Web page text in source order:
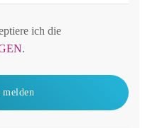
ich die
.
melden